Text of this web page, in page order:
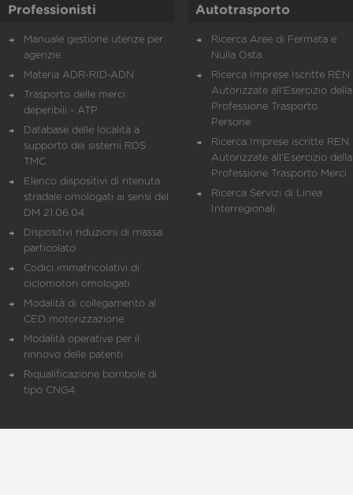
Professionisti
Manuale gestione utenze per
agenzie
Materia ADR-RID-ADN
Trasporto delle merci
deperibili - ATP
Database delle località a
supporto dei sistemi RDS
TMC
Elenco dispositivi di ritenuta
stradale omologati ai sensi del
DM 21.06.04
Dispositivi riduzioni di massa
particolato
Codici immatricolativi di
ciclomotori omologati
Modalità di collegamento al
CED motorizzazione
Modalità operative per il
rinnovo delle patenti
Riqualificazione bombole di
tipo CNG4
Autotrasporto
Ricerca Aree di Fermata e
Nulla Osta
Ricerca Imprese Iscritte REN
Autorizzate all'Esercizio della
Professione Trasporto
Persone
Ricerca Imprese iscritte REN
Autorizzate all'Esercizio della
Professione Trasporto Merci
Ricerca Servizi di Linea
Interregionali